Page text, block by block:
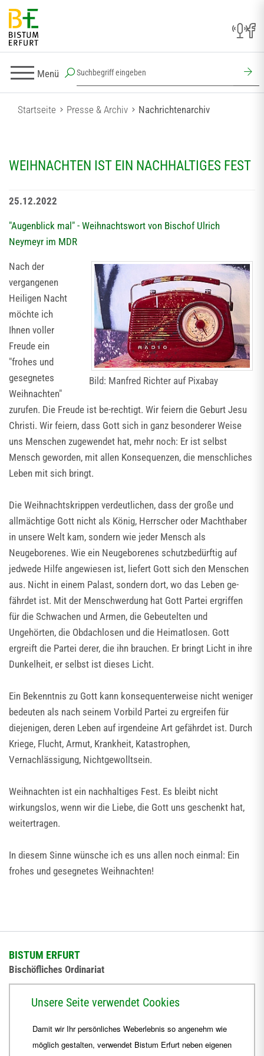
Menü
Startseite Presse & Archiv Nachrichtenarchiv
WEIHNACHTEN IST EIN NACHHALTIGES FEST
25.12.2022
"Augenblick mal" - Weihnachtswort von Bischof Ulrich
Neymeyr im MDR
Bild: Manfred Richter auf Pixabay
Nach der
vergangenen
Heiligen Nacht
möchte ich
Ihnen voller
Freude ein
"frohes und
gesegnetes
Weihnachten"
zurufen. Die Freude ist be-rechtigt. Wir feiern die Geburt Jesu
Christi. Wir feiern, dass Gott sich in ganz besonderer Weise
uns Menschen zugewendet hat, mehr noch: Er ist selbst
Mensch geworden, mit allen Konsequenzen, die menschliches
Leben mit sich bringt.
Die Weihnachtskrippen verdeutlichen, dass der große und
allmächtige Gott nicht als König, Herrscher oder Machthaber
in unsere Welt kam, sondern wie jeder Mensch als
Neugeborenes. Wie ein Neugeborenes schutzbedürftig auf
jedwede Hilfe angewiesen ist, liefert Gott sich den Menschen
aus. Nicht in einem Palast, sondern dort, wo das Leben ge-
fährdet ist. Mit der Menschwerdung hat Gott Partei ergriffen
für die Schwachen und Armen, die Gebeutelten und
Ungehörten, die Obdachlosen und die Heimatlosen. Gott
ergreift die Partei derer, die ihn brauchen. Er bringt Licht in ihre
Dunkelheit, er selbst ist dieses Licht.
Ein Bekenntnis zu Gott kann konsequenterweise nicht weniger
bedeuten als nach seinem Vorbild Partei zu ergreifen für
diejenigen, deren Leben auf irgendeine Art gefährdet ist. Durch
Kriege, Flucht, Armut, Krankheit, Katastrophen,
Vernachlässigung, Nichtgewolltsein.
Weihnachten ist ein nachhaltiges Fest. Es bleibt nicht
wirkungslos, wenn wir die Liebe, die Gott uns geschenkt hat,
weitertragen.
In diesem Sinne wünsche ich es uns allen noch einmal: Ein
frohes und gesegnetes Weihnachten!
BISTUM ERFURT
Bischöfliches Ordinariat
+49 361 6572-444
ordinariat Bistum-Erfurt.de
Unsere Seite verwendet Cookies
Damit wir Ihr persönliches Weberlebnis so angenehm wie
möglich gestalten, verwendet Bistum Erfurt neben eigenen